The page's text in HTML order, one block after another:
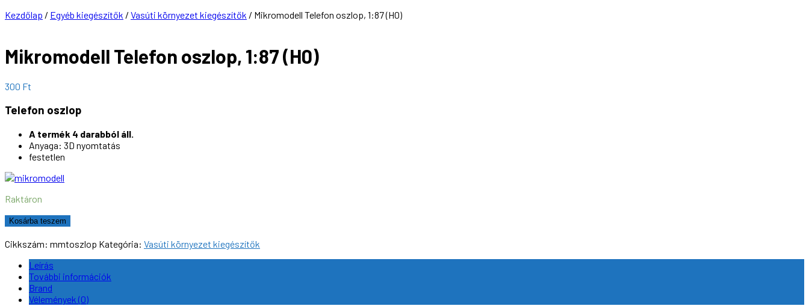
Kezdőlap / Egyéb kiegészítők / Vasúti környezet kiegészítők / Mikromodell Telefon oszlop, 1:87 (H0)
Mikromodell Telefon oszlop, 1:87 (H0)
300 Ft
Telefon oszlop
A termék 4 darabból áll.
Anyaga: 3D nyomtatás
festetlen
Raktáron
Mikromodell
Telefon
oszlop,
(H0)
mennyiség
Kosárba teszem
Cikkszám: mmtoszlop Kategória: Vasúti környezet kiegészítők
Leírás
További információk
Brand
Vélemények (0)